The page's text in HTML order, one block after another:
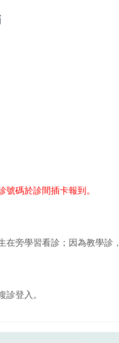
碼於診間插卡報到。
在旁學習看診；因為教學診
登入。